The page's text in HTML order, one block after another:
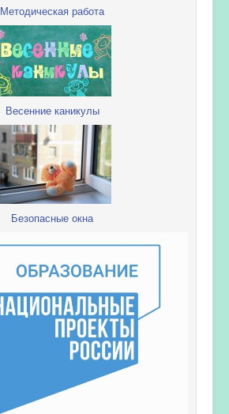
Методическая работа
Весенние каникулы
Безопасные окна